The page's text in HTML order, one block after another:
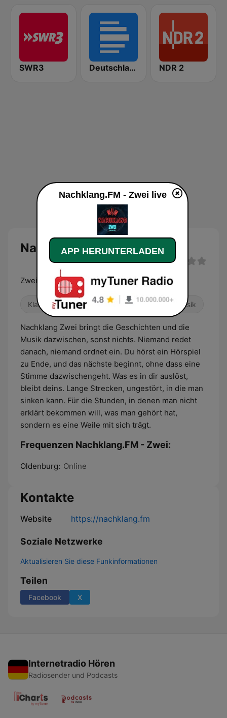
SWR3 Deutschlandfunk NDR 2
Nachklang.FM - Zwei Live
Zwei. Stille. Tiefe.
Klassisch Adult Contemporary Kindermusik
Nachklang Zwei bringt die Geschichten und die
Musik dazwischen, sonst nichts. Niemand redet
danach, niemand ordnet ein. Du hörst ein Hörspiel
zu Ende, und das nächste beginnt, ohne dass eine
Stimme dazwischengeht. Was es in dir auslöst,
bleibt deins. Lange Strecken, ungestört, in die man
sinken kann. Für die Stunden, in denen man nicht
erklärt bekommen will, was man gehört hat,
sondern es eine Weile mit sich trägt.
Frequenzen Nachklang.FM - Zwei:
Oldenburg: Online
Kontakte
Website https://nachklang.fm
Soziale Netzwerke
Aktualisieren Sie diese Funkinformationen
Teilen
Facebook X
Internetradio Hören
Radiosender und Podcasts
Nachklang.FM - Zwei live
APP HERUNTERLADEN